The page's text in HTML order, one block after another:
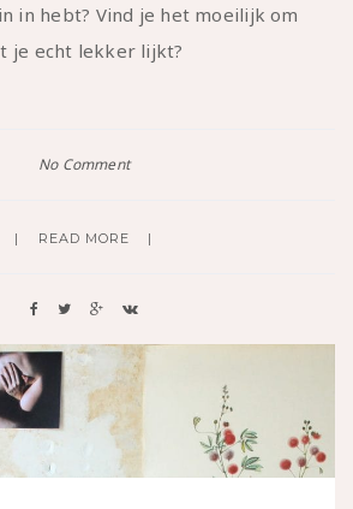
in hebt? Vind je het moeilijk om
je echt lekker lijkt?
No Comment
READ MORE